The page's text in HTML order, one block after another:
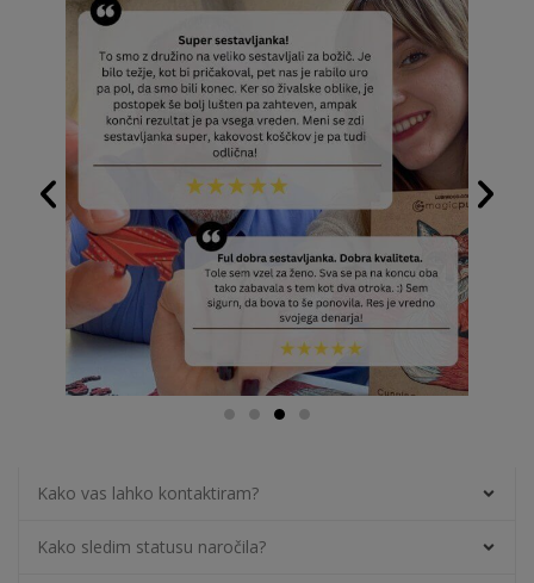
Kako vas lahko kontaktiram?
Kako sledim statusu naročila?